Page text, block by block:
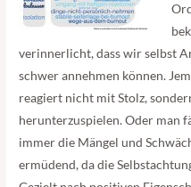
verinnerlicht, dass wir selbst
schwer annehmen können.
reagiert nicht mit Stolz,
herunterzuspielen. Oder man
immer die Mängel und
ermüdend, da die